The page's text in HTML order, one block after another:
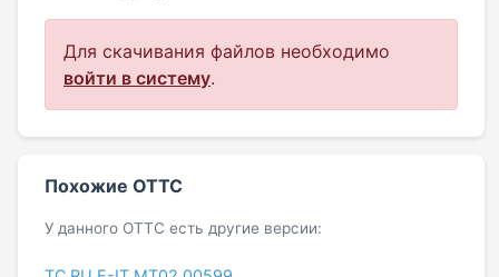
Для скачивания файлов необходимо
войти в систему.
Похожие ОТТС
У данного ОТТС есть другие версии: